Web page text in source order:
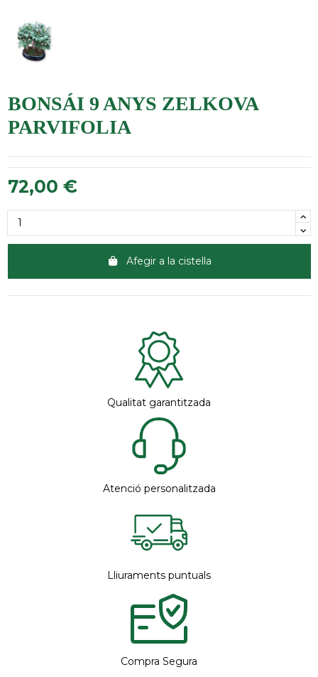
BONSÁI 9 ANYS ZELKOVA
PARVIFOLIA
72,00 €
Afegir a la cistella
Qualitat garantitzada
Atenció personalitzada
Lliuraments puntuals
Compra Segura